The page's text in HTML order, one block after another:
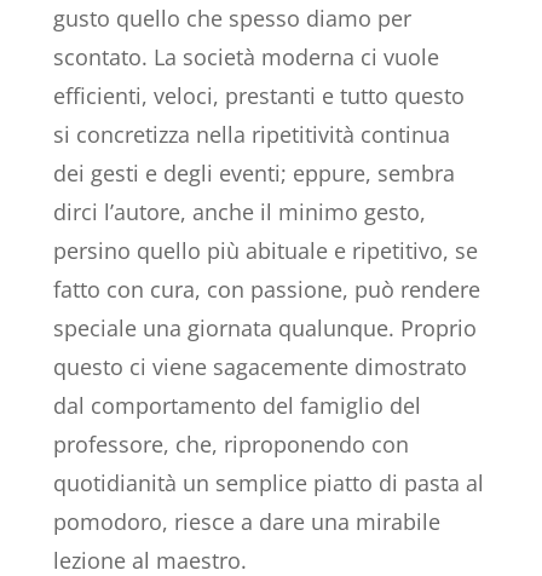
gusto quello che spesso diamo per
scontato. La società moderna ci vuole
efficienti, veloci, prestanti e tutto questo
si concretizza nella ripetitività continua
dei gesti e degli eventi; eppure, sembra
dirci l’autore, anche il minimo gesto,
persino quello più abituale e ripetitivo, se
fatto con cura, con passione, può rendere
speciale una giornata qualunque. Proprio
questo ci viene sagacemente dimostrato
dal comportamento del famiglio del
professore, che, riproponendo con
quotidianità un semplice piatto di pasta al
pomodoro, riesce a dare una mirabile
lezione al maestro.